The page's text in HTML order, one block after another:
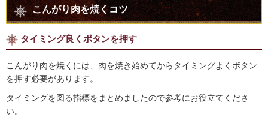
こんがり肉を焼くコツ
タイミング良くボタンを押す
こんがり肉を焼くには、肉を焼き始めてからタイミングよくボタン
を押す必要があります。
タイミングを図る指標をまとめましたので参考にお役立てくださ
い。